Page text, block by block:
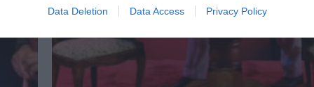
Data Deletion Data Access Privacy Policy